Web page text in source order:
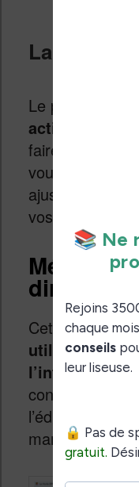
La marche
Le plus simple
activer le
faire un essai.
vous pourrez
ajuster les
vos problèmes.
Méthode
directe du
Cette dernière
utilisateurs
l’informatique
consiste à
l’éditeur
manuellement